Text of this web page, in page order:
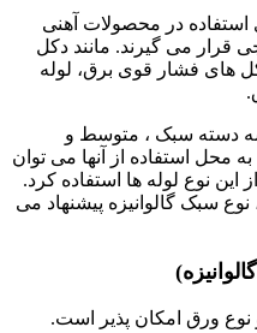
استفاده در محصولات آهنی
قرار می گیرند. مانند دکل
های فشار قوی برق، لوله
سه دسته سبک ، متوسط و
محل استفاده از آنها می توان
نوع لوله ها استفاده کرد.
سبک گالوانیزه پیشنهاد می
نوع ورق امکان پذیر است.